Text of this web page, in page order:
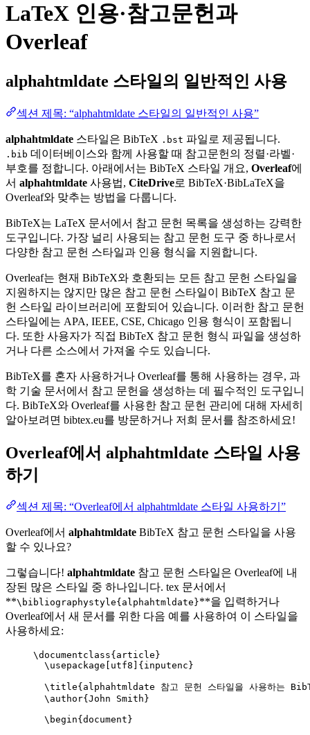
LaTeX 인용·참고문헌과
Overleaf
alphahtmldate 스타일의 일반적인 사용
섹션 제목: “alphahtmldate 스타일의 일반적인 사용”
alphahtmldate 스타일은 BibTeX .bst 파일로 제공됩니다.
.bib 데이터베이스와 함께 사용할 때 참고문헌의 정렬·라벨·
부호를 정합니다. 아래에서는 BibTeX 스타일 개요, Overleaf에
서 alphahtmldate 사용법, CiteDrive로 BibTeX·BibLaTeX을
Overleaf와 맞추는 방법을 다룹니다.
BibTeX는 LaTeX 문서에서 참고 문헌 목록을 생성하는 강력한
도구입니다. 가장 널리 사용되는 참고 문헌 도구 중 하나로서
다양한 참고 문헌 스타일과 인용 형식을 지원합니다.
Overleaf는 현재 BibTeX와 호환되는 모든 참고 문헌 스타일을
지원하지는 않지만 많은 참고 문헌 스타일이 BibTeX 참고 문
헌 스타일 라이브러리에 포함되어 있습니다. 이러한 참고 문헌
스타일에는 APA, IEEE, CSE, Chicago 인용 형식이 포함됩니
다. 또한 사용자가 직접 BibTeX 참고 문헌 형식 파일을 생성하
거나 다른 소스에서 가져올 수도 있습니다.
BibTeX를 혼자 사용하거나 Overleaf를 통해 사용하는 경우, 과
학 기술 문서에서 참고 문헌을 생성하는 데 필수적인 도구입니
다. BibTeX와 Overleaf를 사용한 참고 문헌 관리에 대해 자세히
알아보려면 bibtex.eu를 방문하거나 저희 문서를 참조하세요!
Overleaf에서 alphahtmldate 스타일 사용
하기
섹션 제목: “Overleaf에서 alphahtmldate 스타일 사용하기”
Overleaf에서 alphahtmldate BibTeX 참고 문헌 스타일을 사용
할 수 있나요?
그렇습니다! alphahtmldate 참고 문헌 스타일은 Overleaf에 내
장된 많은 스타일 중 하나입니다. tex 문서에서
**\bibliographystyle{alphahtmldate}**을 입력하거나
Overleaf에서 새 문서를 위한 다음 예를 사용하여 이 스타일을
사용하세요:
\documentclass{ article }
\usepackage
utf8 ]{ inputenc }
\title{alphahtmldate 참고 문헌 스타일을 사용하는
\author{John Smith}
\begin{ document }